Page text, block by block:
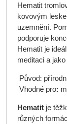
Hematit
kovovým
uzemnění.
podporuje
Hematit je
meditaci a
Původ:
Vhodné pro:
Hematit je
různých